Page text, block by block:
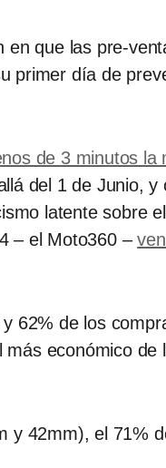
en que las pre-
primer día de
de 3 minutos la
del 1 de Junio,
latente sobre el
– el Moto360 –
62% de los
económico
y 42mm), el 71%